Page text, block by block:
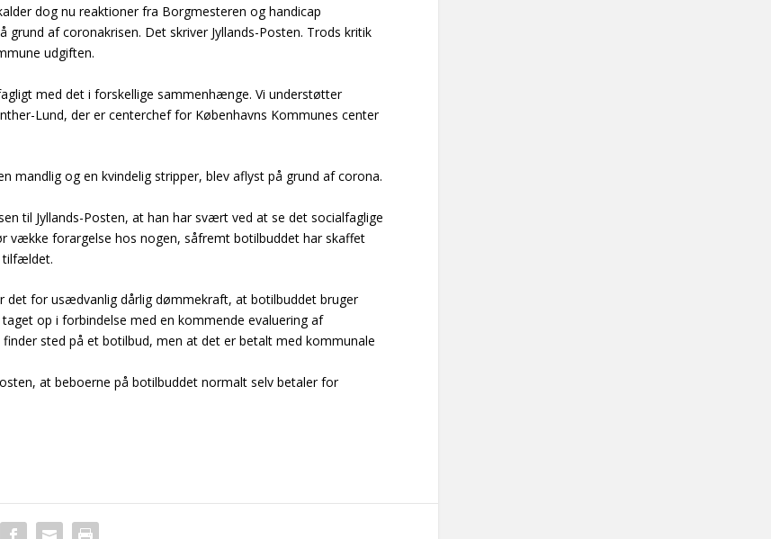
dog nu reaktioner fra Borgmesteren og handicap
af coronakrisen. Det skriver Jyllands-Posten. Trods kritik
udgiften.
med det i forskellige sammenhænge. Vi understøtter
Lund, der er centerchef for Københavns Kommunes center
mandlig og en kvindelig stripper, blev aflyst på grund af corona.
til Jyllands-Posten, at han har svært ved at se det socialfaglige
vække forargelse hos nogen, såfremt botilbuddet har skaffet
tilfældet.
det for usædvanlig dårlig dømmekraft, at botilbuddet bruger
op i forbindelse med en kommende evaluering af
sted på et botilbud, men at det er betalt med kommunale
at beboerne på botilbuddet normalt selv betaler for